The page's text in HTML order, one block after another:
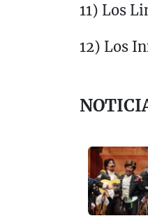
11) Los
12) Los